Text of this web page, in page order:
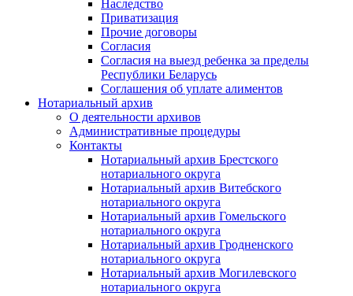
Наследство
Приватизация
Прочие договоры
Согласия
Согласия на выезд ребенка за пределы
Республики Беларусь
Соглашения об уплате алиментов
Нотариальный архив
О деятельности архивов
Административные процедуры
Контакты
Нотариальный архив Брестского
нотариального округа
Нотариальный архив Витебского
нотариального округа
Нотариальный архив Гомельского
нотариального округа
Нотариальный архив Гродненского
нотариального округа
Нотариальный архив Могилевского
нотариального округа